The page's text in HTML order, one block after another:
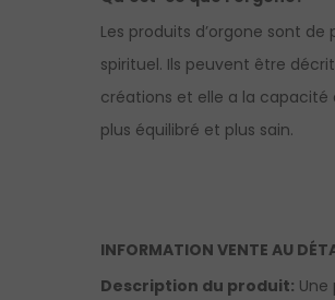
Les produits d’orgone sont
spirituel. Ils peuvent être
créations et elle a la capacité
plus équilibré et plus sain.
INFORMATION VENTE AU
Description du produit: